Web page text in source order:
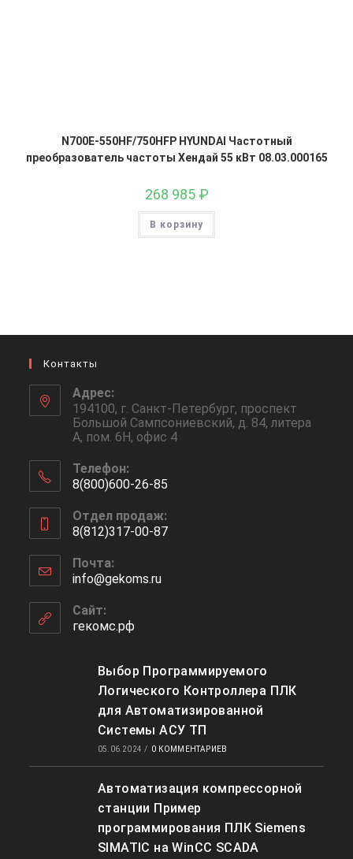
N700E-550HF/750HFP HYUNDAI Частотный
преобразователь частоты Хендай 55 кВт 08.03.000165
268 985 ₽
В корзину
Контакты
Адрес:
194100, г. Санкт-Петербург, проспект
Большой Сампсониевский, д. 84, литера
А, пом. 6Н, офис 4
Телефон:
8(800)600-26-85
в
вашем
приложении
Отдел продаж:
8(812)317-00-87
в
вашем
приложении
Почта:
info@gekoms.ruОткроется
Сайт:
гекомс.рф
Выбор Программируемого
Логического Контроллера ПЛК
для Автоматизированной
Системы АСУ ТП
05.06.2024 / 0 КОММЕНТАРИЕВ
Автоматизация компрессорной
станции Пример
программирования ПЛК Siemens
SIMATIC на WinCC SCADA